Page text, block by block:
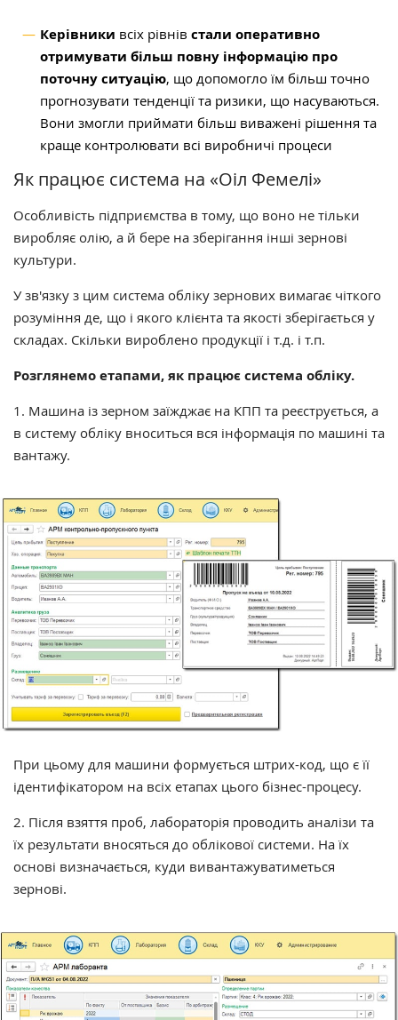
Керівники всіх рівнів стали оперативно
отримувати більш повну інформацію про
поточну ситуацію, що допомогло їм більш точно
прогнозувати тенденції та ризики, що насуваються.
Вони змогли приймати більш виважені рішення та
краще контролювати всі виробничі процеси
Як працює система на «Оіл Фемелі»
Особливість підприємства в тому, що воно не тільки
виробляє олію, а й бере на зберігання інші зернові
культури.
У зв'язку з цим система обліку зернових вимагає чіткого
розуміння де, що і якого клієнта та якості зберігається у
складах. Скільки вироблено продукції і т.д. і т.п.
Розглянемо етапами, як працює система обліку.
1. Машина із зерном заїжджає на КПП та реєструється, а
в систему обліку вноситься вся інформація по машині та
вантажу.
При цьому для машини формується штрих-код, що є її
ідентифікатором на всіх етапах цього бізнес-процесу.
2. Після взяття проб, лабораторія проводить аналізи та
їх результати вносяться до облікової системи. На їх
основі визначається, куди вивантажуватиметься
зернові.